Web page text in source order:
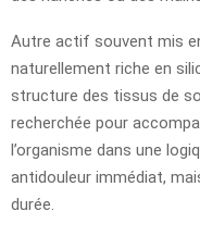
Autre actif souvent mis
naturellement riche en
structure des tissus de
recherchée pour
l’organisme dans une
antidouleur immédiat,
durée.